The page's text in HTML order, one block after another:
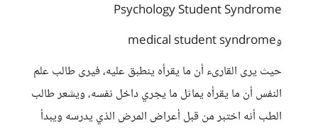
Psychology Student Syndrome
وmedical student syndrome
حيث يرى القارىء أن ما يقرأه ينطبق عليه، فيرى طالب علم
النفس أن ما يقرأه يماثل ما يجري داخل نفسه، ويشعر طالب
الطب أنه اختبر من قبل أعراض المرض الذي يدرسه ويبدأ